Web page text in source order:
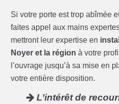
Si votre porte est trop abîmée
faites appel aux mains
mettront leur expertise en
Noyer et la région à votre
l’ouvrage jusqu’à sa mise en
votre entière disposition.
L’intérêt de